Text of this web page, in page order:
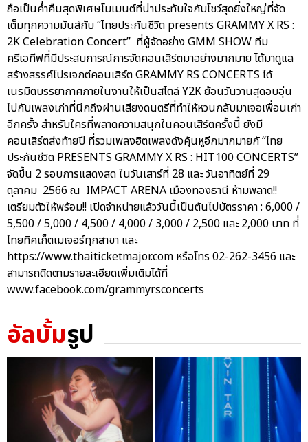
ถือเป็นค่ำคืนสุดพิเศษโมเมนต์ที่น่าประทับใจกับโชว์สุดยิ่งใหญ่ที่จัด
เต็มทุกความมันส์กับ “ไทยประกันชีวิต presents GRAMMY X RS :
2K Celebration Concert” ที่ผู้จัดอย่าง GMM SHOW ทีม
ครีเอทีฟที่มีประสบการณ์การจัดคอนเสิร์ตมาอย่างมากมาย ได้มาดูแล
สร้างสรรค์โปรเจกต์คอนเสิร์ต GRAMMY RS CONCERTS ได้
เนรมิตบรรยากาศภายในงานให้เป็นสไตล์ Y2K ย้อนวันวานสุดอบอุ่น
ไปกับเพลงเก่าที่นึกถึงผ่านเสียงดนตรีที่ทำให้หวนกลับมาเจอเพื่อนเก่า
อีกครั้ง สำหรับใครที่พลาดความสนุกในคอนเสิร์ตครั้งนี้ ยังมี
คอนเสิร์ตส่งท้ายปี ที่รวมเพลงฮิตเพลงดังคุ้นหูอีกมากมายกั “ไทย
ประกันชีวิต PRESENTS GRAMMY X RS : HIT100 CONCERTS”
จัดขึ้น 2 รอบการแสดงสด ในวันเสาร์ที่ 28 และ วันอาทิตย์ที่ 29
ตุลาคม 2566 ณ IMPACT ARENA เมืองทองธานี ห้ามพลาด!!
เตรียมตัวให้พร้อม!! เปิดจำหน่ายแล้ววันนี้เป็นต้นไปบัตรราคา : 6,000 /
5,500 / 5,000 / 4,500 / 4,000 / 3,000 / 2,500 และ 2,000 บาท ที่
ไทยทิคเก็ตเมเจอร์ทุกสาขา และ
https://www.thaiticketmajor.com หรือโทร 02-262-3456 และ
สามารถติดตามรายละเอียดเพิ่มเติมได้ที่
www.facebook.com/grammyrsconcerts
อัลบั้มรูป